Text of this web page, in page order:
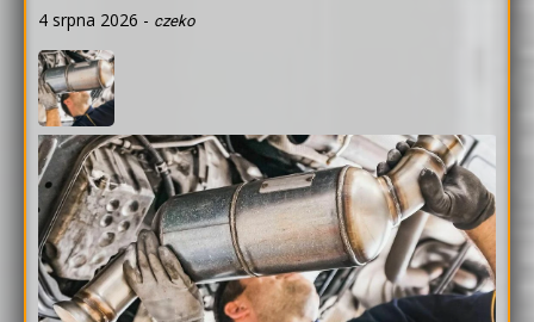
4 srpna 2026 - czeko